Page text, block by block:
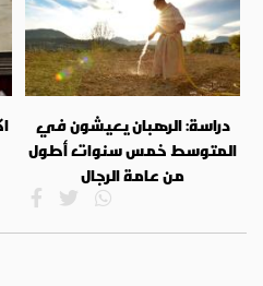
دراسة: الرهبان يعيشون في
المتوسط خمس سنوات أطول
من عامة الرجال